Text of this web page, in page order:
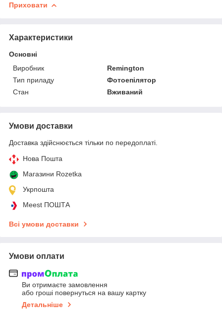
Приховати
Характеристики
Основні
Виробник
Remington
Тип приладу
Фотоепілятор
Стан
Вживаний
Умови доставки
Доставка здійснюється тільки по передоплаті.
Нова Пошта
Магазини Rozetka
Укрпошта
Meest ПОШТА
Всі умови доставки
Умови оплати
Ви отримаєте замовлення
або гроші повернуться на вашу картку
Детальніше